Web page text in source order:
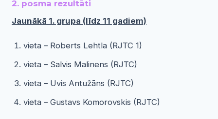
2. posma rezultāti
Jaunākā 1. grupa (līdz 11 gadiem)
vieta – Roberts Lehtla (RJTC 1)
vieta – Salvis Malinens (RJTC)
vieta – Uvis Antužāns (RJTC)
vieta – Gustavs Komorovskis (RJTC)